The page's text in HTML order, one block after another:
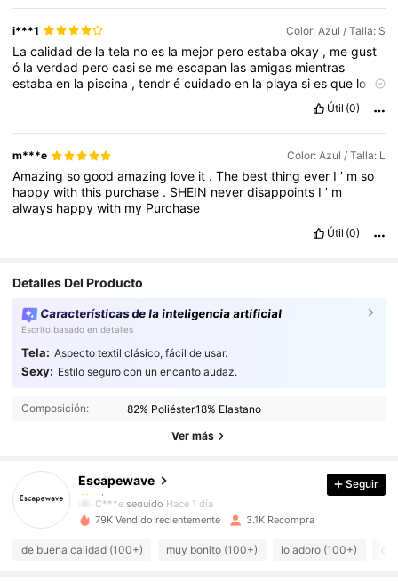
i***1 Color: Azul / Talla: S
Lacalidadde latela noes la mejor peroestabaokay , megust
ó laverdad perocasise meescapan lasamigas mientras
estabaen la piscina ,tendrécuidadoen la playasiesque lo
todo
Útil (0)
m***e Color: Azul / Talla: L
Amazingsogoodamazing love it .The bestthingever I’ mso
happywiththis purchase . SHEIN neverdisappoints I’ m
always happywith my Purchase
Útil (0)
Detalles Del Producto
Características de la inteligencia artificial
Escrito basado en detalles
Tela: Aspecto textil clásico, fácil de usar.
Sexy: Estilo seguro con un encanto audaz.
Composición: 82% Poliéster,18% Elastano
Ver más
Escapewave
4,72 616 Seguidores
616 Seguidores
616 Seguidores
4,72
616 Seguidores
C***e seguido Hace 1 día
4,72
Seguir
79K Vendido recientemente 3.1K Recompra
de buena calidad (100+) muy bonito (100+) lo adoro (100+)